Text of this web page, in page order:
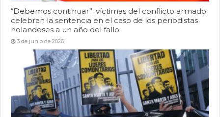
“Debemos continuar”: víctimas del conflicto armado
celebran la sentencia en el caso de los periodistas
holandeses a un año del fallo
3 de junio de 2026